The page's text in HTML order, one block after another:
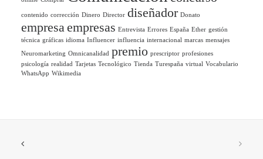
contenido corrección Dinero Director diseñador Donato
empresaempresas Entrevista Errores España Ether gestión
técnica gráficas idioma Influencer influencia internacional marcas mensajes
Neuromarketing Omnicanalidad premio prescriptor profesiones
psicología realidad Tarjetas Tecnológico Tienda Turespaña virtual Vocabulario
WhatsApp Wikimedia